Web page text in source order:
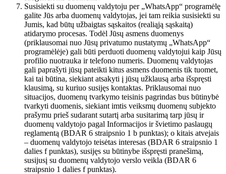
Susisiekti su duomenų valdytoju per „WhatsApp“ programėlę
galite Jūs arba duomenų valdytojas, jei tam reikia susisiekti su
Jumis, kad būtų užbaigtas sąskaitos (realiąją sąskaitą)
atidarymo procesas. Todėl Jūsų asmens duomenys
(priklausomai nuo Jūsų privatumo nustatymų „WhatsApp“
programėlėje) gali būti perduoti duomenų valdytojui kaip Jūsų
profilio nuotrauka ir telefono numeris. Duomenų valdytojas
gali paprašyti jūsų pateikti kitus asmens duomenis tik tuomet,
kai tai būtina, siekiant atsakyti į jūsų užklausą arba išspręsti
klausimą, su kuriuo susijęs kontaktas. Priklausomai nuo
situacijos, duomenų tvarkymo teisinis pagrindas bus būtinybė
tvarkyti duomenis, siekiant imtis veiksmų duomenų subjekto
prašymu prieš sudarant sutartį arba susitarimą tarp jūsų ir
duomenų valdytojo pagal Informacijos ir švietimo paslaugų
reglamentą (BDAR 6 straipsnio 1 b punktas); o kitais atvejais
– duomenų valdytojo teisėtas interesas (BDAR 6 straipsnio 1
dalies f punktas), susijęs su būtinybe išspręsti pranešimą,
susijusį su duomenų valdytojo verslo veikla (BDAR 6
straipsnio 1 dalies f punktas).